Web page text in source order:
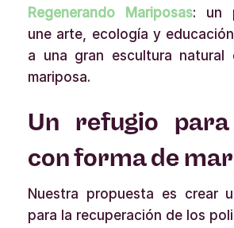
Regenerando Mariposas: un
une arte, ecología y
a una gran escultura natural
mariposa.
Un refugio
con forma de
Nuestra propuesta es crear
para la recuperación de los